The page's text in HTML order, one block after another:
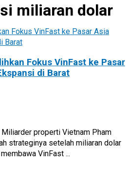
miliaran dolar
Fokus VinFast ke Pasar
di Barat
properti Vietnam Pham
strateginya setelah miliaran dolar
VinFast ...